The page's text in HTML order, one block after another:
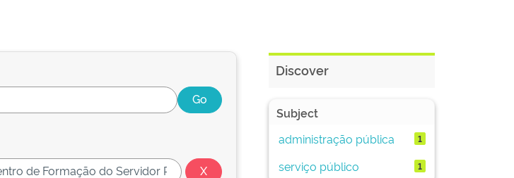
Discover
Subject
administração pública
1
serviço público 1